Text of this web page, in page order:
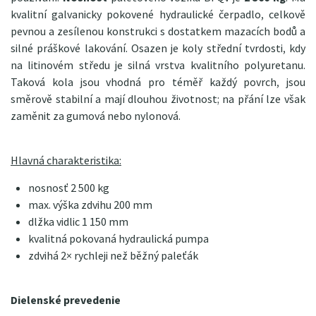
kvalitní galvanicky pokovené hydraulické čerpadlo, celkově
pevnou a zesílenou konstrukci s dostatkem mazacích bodů a
silné práškové lakování. Osazen je koly střední tvrdosti, kdy
na litinovém středu je silná vrstva kvalitního polyuretanu.
Taková kola jsou vhodná pro téměř každý povrch, jsou
směrově stabilní a mají dlouhou životnost; na přání lze však
zaměnit za gumová nebo nylonová.
Hlavná charakteristika:
nosnosť 2 500 kg
max. výška zdvihu 200 mm
dlžka vidlic 1 150 mm
kvalitná pokovaná hydraulická pumpa
zdvihá 2× rychleji než běžný paleťák
Dielenské prevedenie